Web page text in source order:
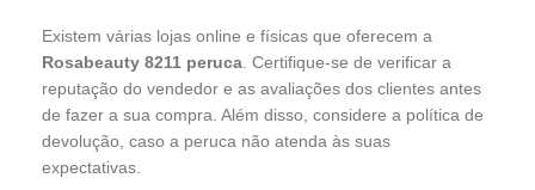
Existem várias lojas online e físicas que oferecem a
Rosabeauty 8211 peruca . Certifique-se de verificar a
reputação do vendedor e as avaliações dos clientes antes
de fazer a sua compra. Além disso, considere a política de
devolução, caso a peruca não atenda às suas
expectativas.